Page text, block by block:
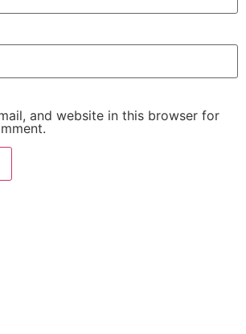
and website in this browser for